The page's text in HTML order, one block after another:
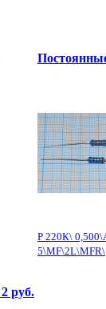
2 руб.
Р 220К\
5\MF\2L\MFR\